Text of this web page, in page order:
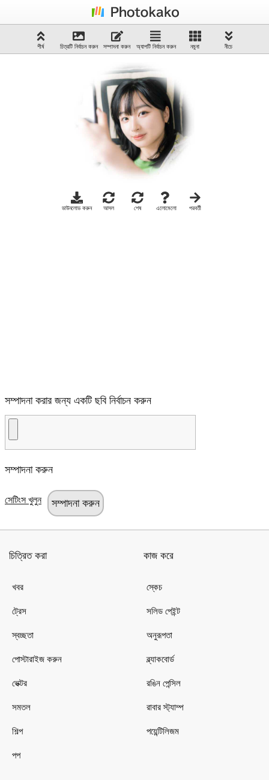
শীর্ষ চিত্রটি নির্বাচন করুন সম্পাদনা করুন অ্যাপটি নির্বাচন করুন নমুনা নীচে
ডাউনলোড করুন আসল শেষ এলোমেলো পরবর্তী
সম্পাদনা করার জন্য একটি ছবি নির্বাচন করুন
সম্পাদনা করুন
সেটিংস খুলুন
চিত্রিত করা
খবর
ট্রেস
স্বচ্ছতা
পোস্টারাইজ করুন
ভেক্টর
সমতল
শিল্প
পপ
কাজ করে
স্কেচ
সলিড পেইন্ট
অনুরূপতা
ব্ল্যাকবোর্ড
রঙিন পেন্সিল
রাবার স্ট্যাম্প
পয়েন্টিলিজম